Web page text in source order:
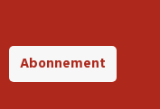
Abonnement